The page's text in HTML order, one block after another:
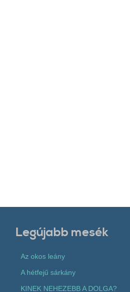
Legújabb mesék
Az okos leány
A hétfejű sárkány
KINEK NEHEZEBB A DOLGA?